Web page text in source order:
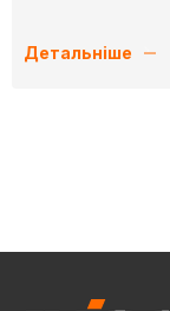
Детальніше